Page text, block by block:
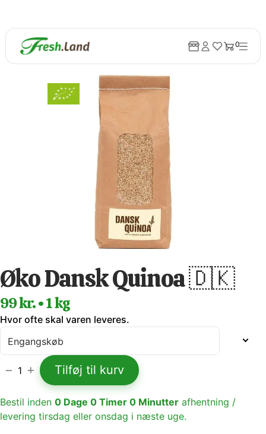
0
Tilbage
Øko Dansk Quinoa 🇩🇰
99 kr. • 1 kg
Hvor ofte skal varen leveres.
1 Tilføj til kurv
Bestil inden 0 Dage 0 Timer 0 Minutter afhentning /
levering tirsdag eller onsdag i næste uge.